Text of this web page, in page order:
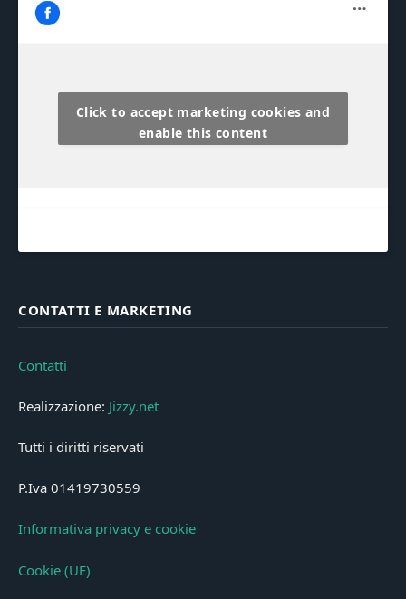
Click to accept marketing cookies and
enable this content
CONTATTI E MARKETING
Contatti
Realizzazione: Jizzy.net
Tutti i diritti riservati
P.Iva 01419730559
Informativa privacy e cookie
Cookie (UE)